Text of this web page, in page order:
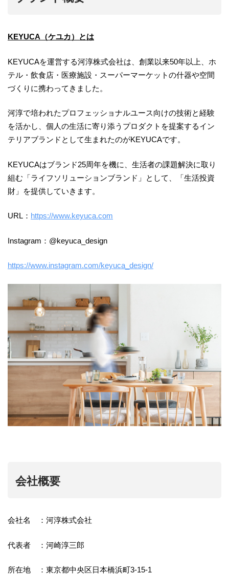
KEYUCA（ケユカ）とは
KEYUCAを運営する河淳株式会社は、創業以来50年以上、ホ
テル・飲食店・医療施設・スーパーマーケットの什器や空間
づくりに携わってきました。
河淳で培われたプロフェッショナルユース向けの技術と経験
を活かし、個人の生活に寄り添うプロダクトを提案するイン
テリアブランドとして生まれたのがKEYUCAです。
KEYUCAはブランド25周年を機に、生活者の課題解決に取り
組む「ライフソリューションブランド」として、「生活投資
財」を提供していきます。
URL： https://www.keyuca.com
Instagram：@keyuca_design
https://www.instagram.com/keyuca_design/
会社概要
会社名 ：河淳株式会社
代表者 ：河崎淳三郎
所在地 ：東京都中央区日本橋浜町3-15-1